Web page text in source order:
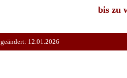
bis zu
geändert: 12.01.2026